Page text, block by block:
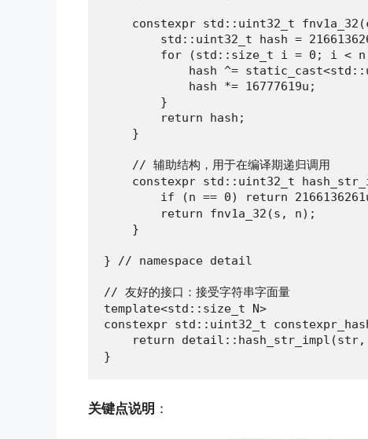
constexpr std::uint32_t
std::uint32_t hash =
for (std::size_t i = 0; i <
hash ^=
            hash *= 16777619u;
        }
        return hash;
    }
    // 辅助结构，用于在编译期递归调用
constexpr std::uint32_t
if (n == 0) return
        return fnv1a_32(s, n);
    }
} // namespace detail
// 友好的接口：接受字符串字面量
template<std::size_t N>
constexpr std::uint32_t
return detail::hash_str_impl(str,
}
关键点说明 ：